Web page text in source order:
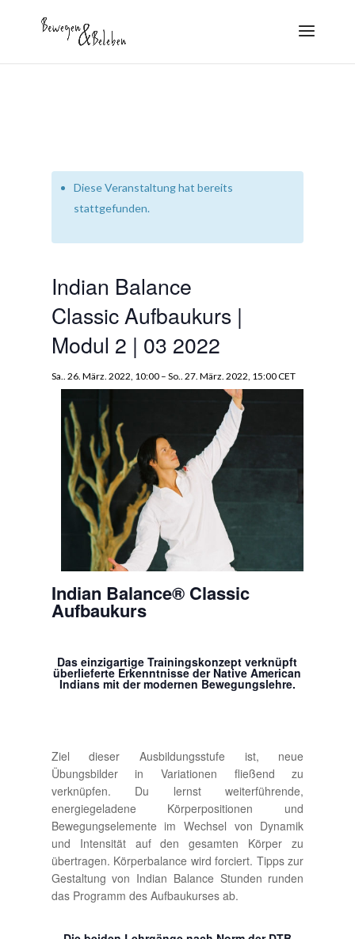
Diese Veranstaltung hat bereits
stattgefunden.
Indian Balance
Classic Aufbaukurs |
Modul 2 | 03 2022
Sa.. 26. März. 2022, 10:00– So.. 27. März. 2022, 15:00CET
Indian Balance® Classic
Aufbaukurs
Das einzigartige Trainingskonzept verknüpft
überlieferte Erkenntnisse der Native American
Indians mit der modernen Bewegungslehre.
Ziel dieser Ausbildungsstufe ist, neue
Übungsbilder in Variationen fließend zu
verknüpfen. Du lernst weiterführende,
energiegeladene Körperpositionen und
Bewegungselemente im Wechsel von Dynamik
und Intensität auf den gesamten Körper zu
übertragen. Körperbalance wird forciert. Tipps zur
Gestaltung von Indian Balance Stunden runden
das Programm des Aufbaukurses ab.